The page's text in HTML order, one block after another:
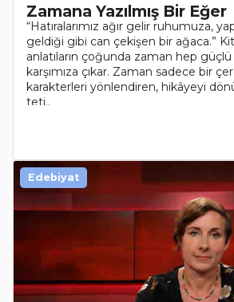
Zamana Yazılmış Bir Eğer
“Hatıralarımız ağır gelir ruhumuza,
geldiği gibi can çekişen bir ağaca.”
anlatıların çoğunda zaman hep
karşımıza çıkar. Zaman sadece bir
karakterleri yönlendiren, hikâyeyi
teti..
Edebiyat